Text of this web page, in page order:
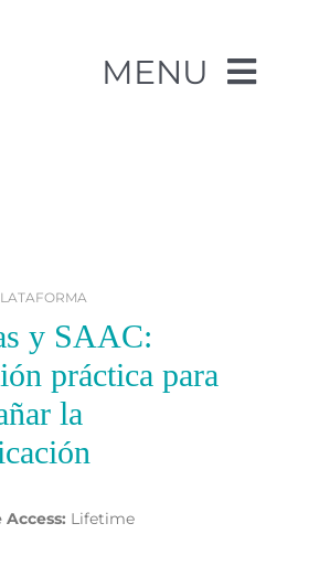
MENU
práctica para
la
Access: Lifetime